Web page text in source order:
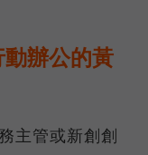
辦公的黃
主管或新創創